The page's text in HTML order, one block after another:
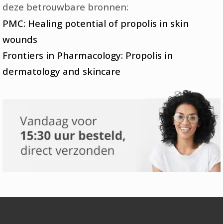
deze betrouwbare bronnen:
PMC: Healing potential of propolis in skin
wounds
Frontiers in Pharmacology: Propolis in
dermatology and skincare